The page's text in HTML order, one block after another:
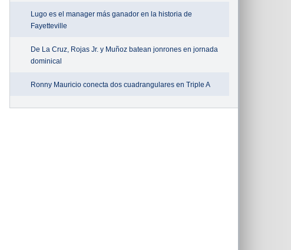
Lugo es el manager más ganador en la historia de
Fayetteville
De La Cruz, Rojas Jr. y Muñoz batean jonrones en jornada
dominical
Ronny Mauricio conecta dos cuadrangulares en Triple A